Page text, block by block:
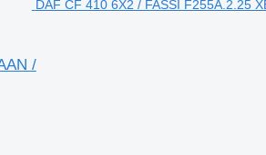
DAF CF 410 6X2 / FASSI F255A.2.25
/